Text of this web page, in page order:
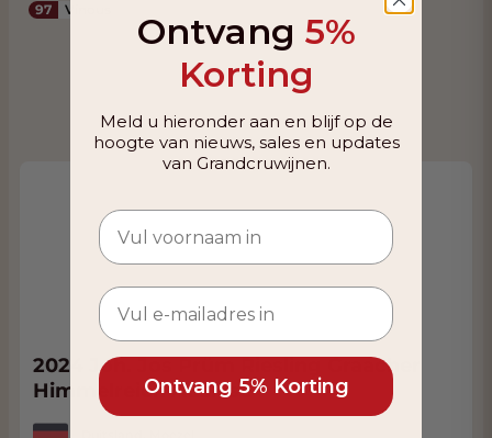
97 Vinous
2024 Joh. Jos Prüm Riesling Graacher
Himmelreich Auslese
Ontvang 5%
Korting
Meld u hieronder aan en blijf op de
hoogte van nieuws, sales en updates
van Grandcruwijnen.
Ontvang 5% Korting